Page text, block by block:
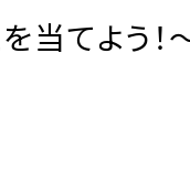
当てよう！